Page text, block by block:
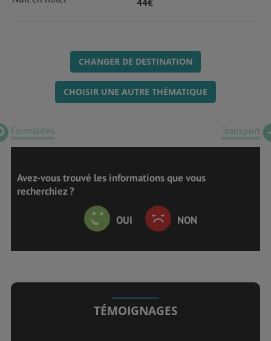
CHANGER DE DESTINATION
CHOISIR UNE AUTRE THÉMATIQUE
Formalités Transport
Avez-vous trouvé les informations que vous
recherchiez ?
OUI NON
TÉMOIGNAGES